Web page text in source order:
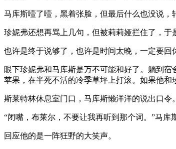
马库斯噎了噎，黑着张脸，但最后什么也没说，
珍妮弗还想再骂上几句，但被莉莉娅拦住了，
也许是终于说够了，也许是时间太晚，一定要回
眼下珍妮弗和马库斯是万不可能和好了。躺到
苹果，在半死不活的冷季草坪上打滚。如果他
斯莱特林休息室门口，马库斯懒洋洋的说出口
“闭嘴，布莱尔，不要让我再听到那个词。”马库
回应他的是一阵狂野的大笑声。